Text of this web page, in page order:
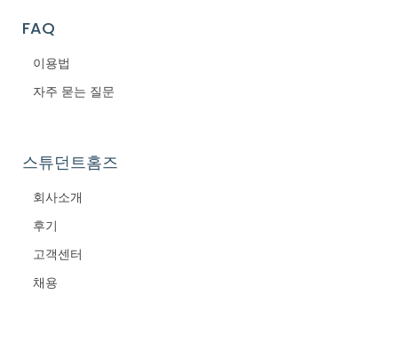
FAQ
이용법
자주 묻는 질문
스튜던트홈즈
회사소개
후기
고객센터
채용